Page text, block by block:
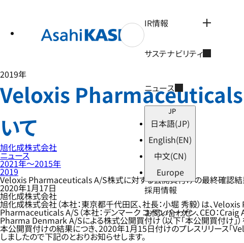
IR情報
サステナビリティ
ニュース
JP
日本語(JP)
English(EN)
中文(CN)
Europe
採用情報
お問い合わせ
2019年
Veloxis Pharmaceuticals
いて
旭化成株式会社
ニュース
2021年〜2015年
2019
Veloxis Pharmaceuticals A/S株式に対する公開買付けの最終確認結
2020年1月17日
旭化成株式会社
旭化成株式会社（本社：東京都千代田区、社長：小堀 秀毅）は、
Pharmaceuticals A/S（本社：デンマーク コペンハーゲン、CEO：
Pharma Denmark A/Sによる株式公開買付け（以下「本公開買付け」
本公開買付けの結果につき、2020年1月15日付けのプレスリリース
しましたので下記のとおりお知らせします。